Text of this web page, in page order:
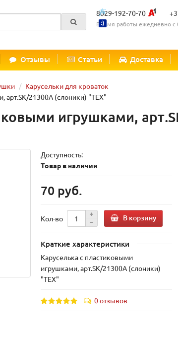
8029-192-70-70
Время работы ежедневно с
Отзывы Статьи Доставка
Карусельки для кроваток
арт.SK/21300А (слоники) "TEX"
игрушками,
Доступность:
Товар в наличии
70 руб.
Кол-во В корзину
Краткие характеристики
Каруселька с пластиковыми
игрушками, арт.SK/21300А (слоники)
"TEX"
0 отзывов